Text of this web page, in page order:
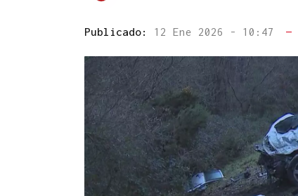
Publicado: 12 Ene 2026 - 10:47 —